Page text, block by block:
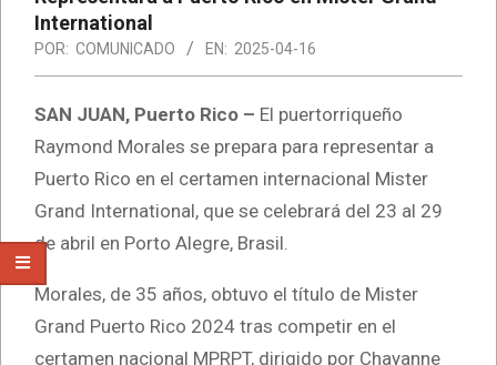
International
POR: COMUNICADO EN: 2025-04-16
SAN JUAN, Puerto Rico – El puertorriqueño
Raymond Morales se prepara para representar a
Puerto Rico en el certamen internacional Mister
Grand International, que se celebrará del 23 al 29
de abril en Porto Alegre, Brasil.
Morales, de 35 años, obtuvo el título de Mister
Grand Puerto Rico 2024 tras competir en el
certamen nacional MPRPT, dirigido por Chayanne